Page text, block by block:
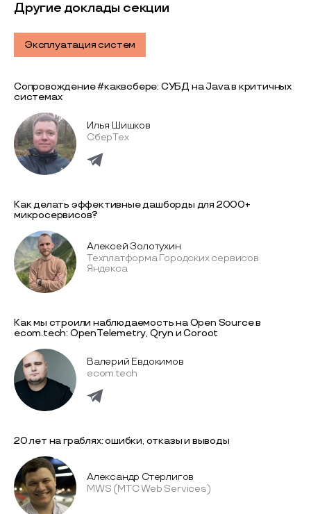
Другие доклады секции
Эксплуатация систем
Сопровождение #каквсбере: СУБД на Java в критичных
системах
Илья Шишков
СберТех
Как делать эффективные дашборды для 2000+
микросервисов?
Алексей Золотухин
Техплатформа Городских сервисов
Яндекса
Как мы строили наблюдаемость на Open Source в
ecom.tech: OpenTelemetry, Qryn и Coroot
Валерий Евдокимов
ecom.tech
20 лет на граблях: ошибки, отказы и выводы
Александр Стерлигов
MWS (МТС Web Services)